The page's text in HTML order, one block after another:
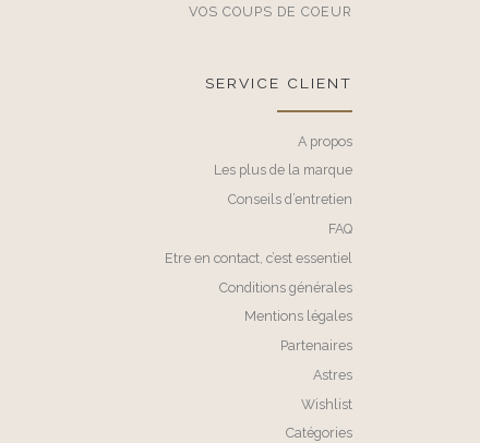
VOS COUPS DE COEUR
SERVICE CLIENT
A propos
Les plus de la marque
Conseils d’entretien
FAQ
Etre en contact, c’est essentiel
Conditions générales
Mentions légales
Partenaires
Astres
Wishlist
Catégories